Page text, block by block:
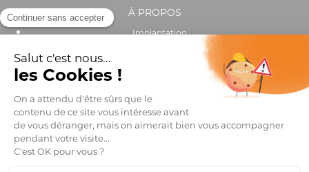
À PROPOS
Implantation
Performance environnementale et sociale
OUTILS & SERVICES